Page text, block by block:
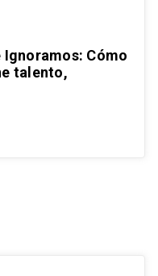
Ignoramos: Cómo
talento,